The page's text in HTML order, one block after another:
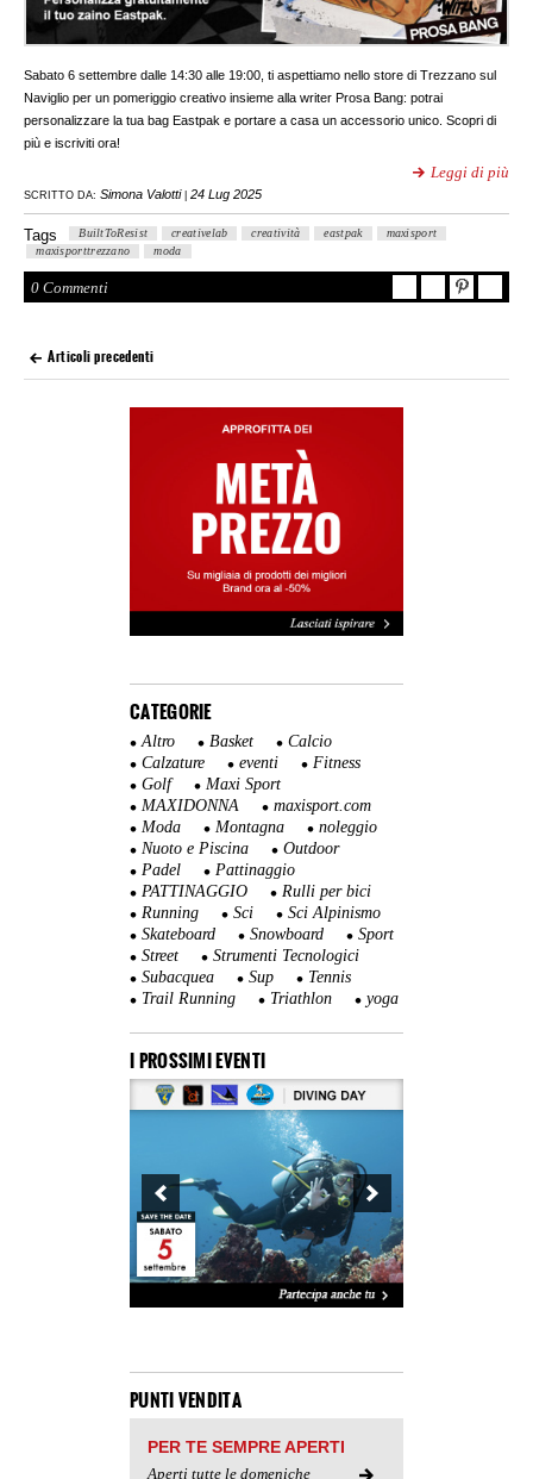
Sabato 6 settembre dalle 14:30 alle 19:00, ti aspettiamo nello store di Trezzano sul
Naviglio per un pomeriggio creativo insieme alla writer Prosa Bang: potrai
personalizzare la tua bag Eastpak e portare a casa un accessorio unico. Scopri di
più e iscriviti ora!
Leggi di più
SCRITTO DA: Simona Valotti 24 Lug 2025
Tags BuiltToResist creativelab creatività eastpak
maxisport
maxisporttrezzano
moda
0 Commenti
Articoli precedenti
CATEGORIE
Altro Basket
Calcio
Calzature
eventi
Fitness
Golf
Maxi Sport
MAXIDONNA
maxisport.com
Moda
Montagna
noleggio
Nuoto e Piscina
Outdoor
Padel
Pattinaggio
PATTINAGGIO
Rulli per bici
Running
Sci
Sci Alpinismo
Skateboard
Snowboard
Sport
Street
Strumenti Tecnologici
Subacquea
Sup
Tennis
Trail Running
Triathlon yoga
I PROSSIMI EVENTI
PUNTI VENDITA
PER TE SEMPRE APERTI
Aperti tutte le domeniche